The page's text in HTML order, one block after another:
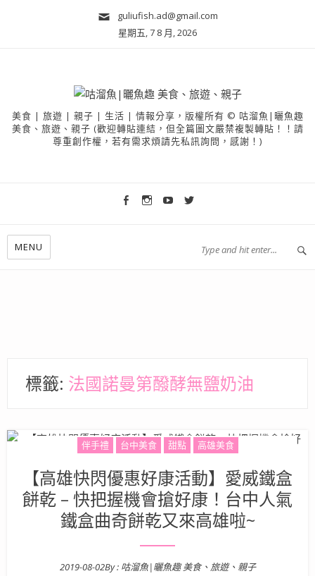
guliufish.ad@gmail.com
星期五, 7 8 月, 2026
美食 | 旅遊 | 親子 | 生活 | 情報分享，版權所有 © 咕溜魚|曬魚趣
美食、旅遊、親子 (歡迎轉貼連結，但全篇圖文嚴禁複製轉貼！！請
尊重創作權，若有需求煩請先私訊詢問，感謝！)
MENU
標籤: 法國諾曼第醱酵無鹽奶油
伴手禮 台中美食 甜點 高雄美食
【高雄快閃優惠好康活動】愛威鐵盒
餅乾 – 快把握機會搶好康！台中人氣
鐵盒曲奇餅乾又來高雄啦~
Posted on
2019-08-02By : 咕溜魚|曬魚趣 美食、旅遊、親子